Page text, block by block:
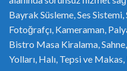
Bayrak Süsleme, Ses
Fotoğrafçı, Kameraman,
Bistro Masa Kiralama,
Yolları, Halı, Tepsi ve